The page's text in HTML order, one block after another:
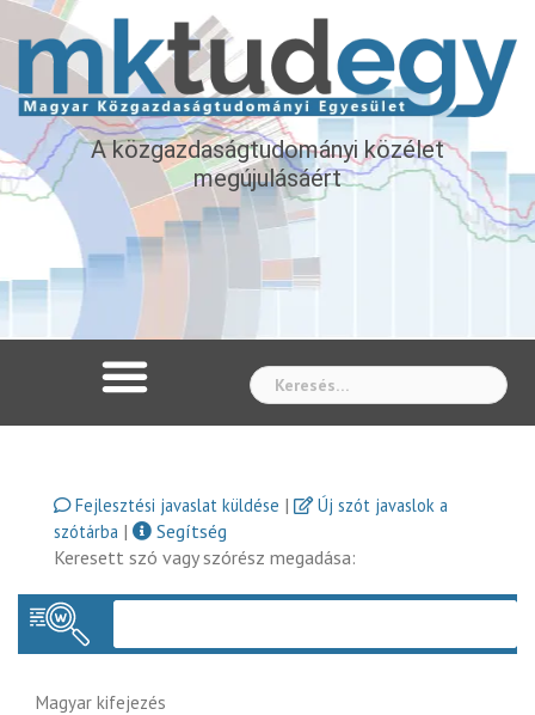
A közgazdaságtudományi közélet
megújulásáért
Fejlesztési javaslat küldése |
Új szót javaslok a
szótárba |
Segítség
Keresett szó vagy szórész megadása:
Magyar kifejezés